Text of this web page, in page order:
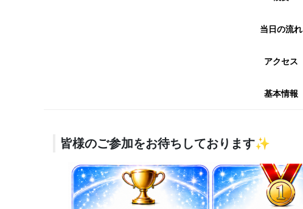
当日の流れ
アクセス
基本情報
皆様のご参加をお待ちしております✨